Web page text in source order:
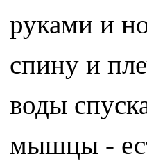
руками и
спину и
воды
мышцы -